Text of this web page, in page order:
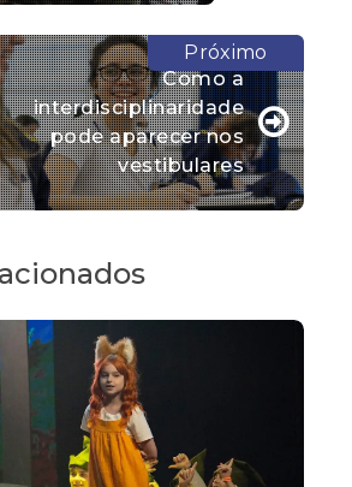
Como a
interdisciplinaridade
pode aparecer nos
vestibulares